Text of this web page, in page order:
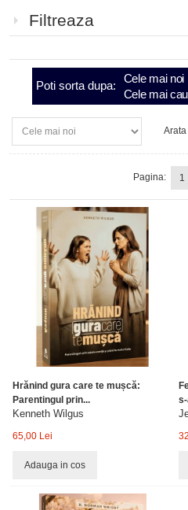
Filtreaza
Poti sorta dupa:
Cele mai noi
Cele mai
Arata
Pagina: 1
Hrănind gura care te mușcă:
Parentingul prin...
Kenneth Wilgus
65,00 Lei
Adauga in cos